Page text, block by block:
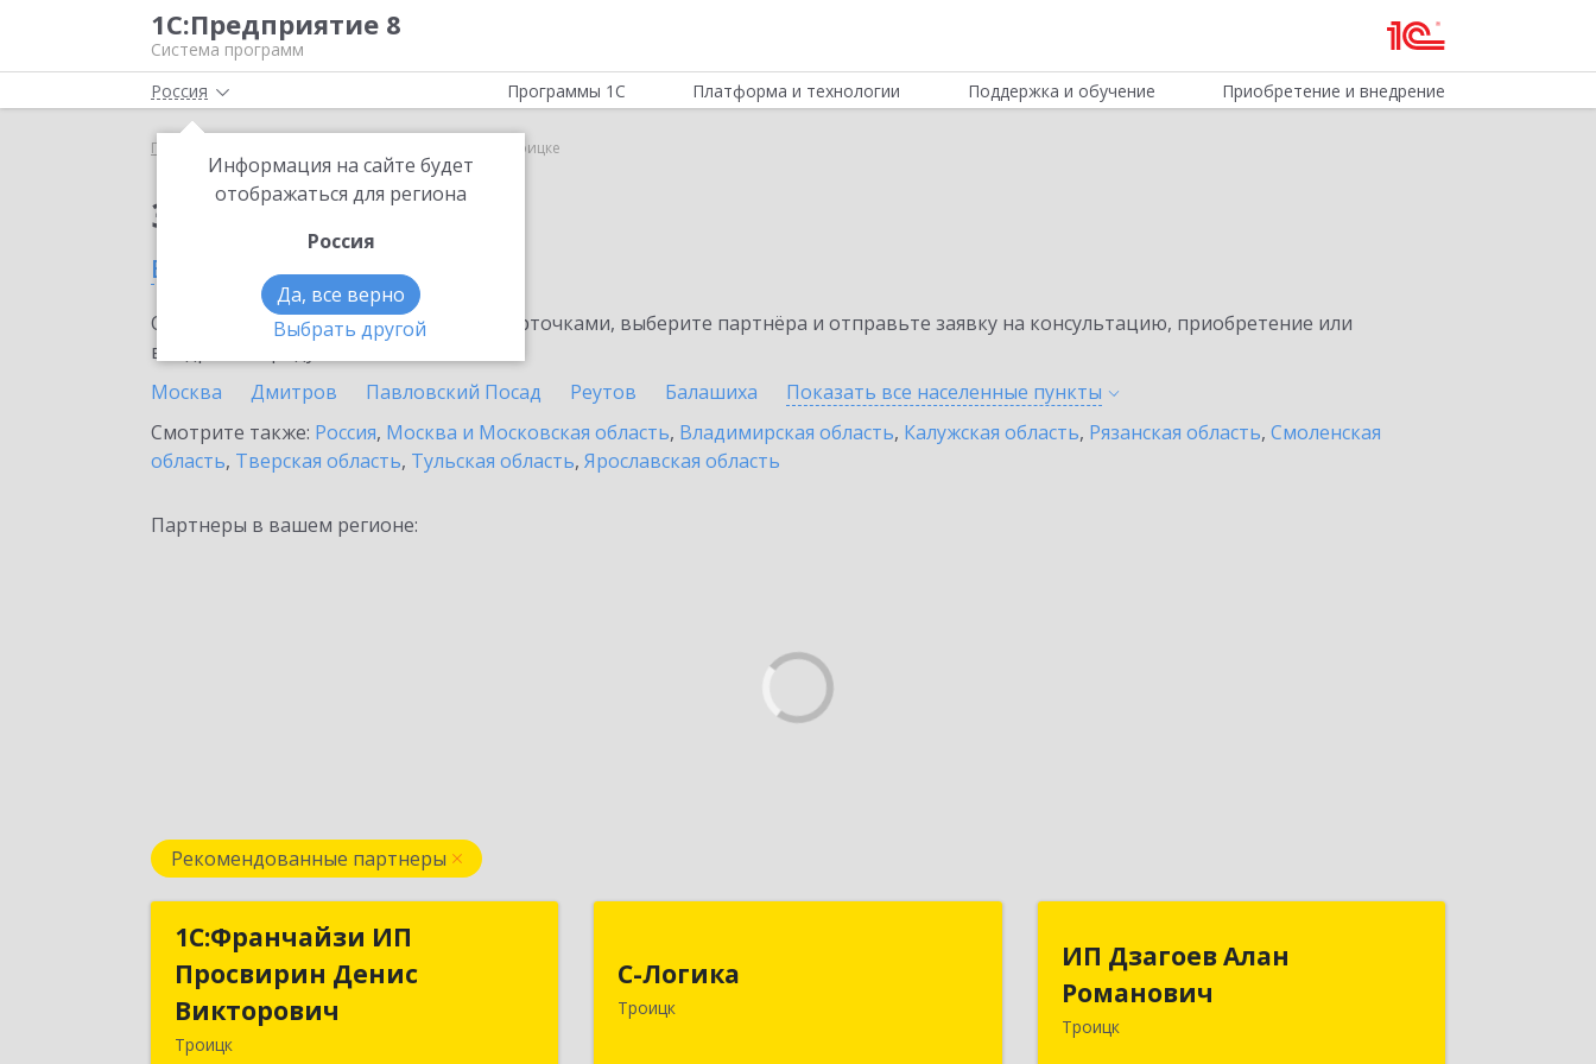
1С:Предприятие 8
Система программ
Россия
Информация на сайте будет
отображаться для региона
Россия
Да, все верно
Выбрать другой
Программы 1С Платформа и технологии Поддержка и обучение Приобретение и внедрение
Главная ЮKassa в Троицке
Заказать ЮKassa
в Троицке
Ознакомьтесь с информационными карточками, выберите партнёра и отправьте заявку на консультацию, приобретение или
внедрение продукта.
Москва
Дмитров Павловский Посад Реутов Балашиха Показать все населенные пункты
Смотрите также: Россия, Москва и Московская область, Владимирская область, Калужская область, Рязанская область, Смоленская
область, Тверская область, Тульская область, Ярославская область
Партнеры в вашем регионе:
Рекомендованные партнеры
1C:Франчайзи ИП
Просвирин Денис
Викторович
Троицк
1C:Франчайзи ИП
Просвирин Денис
С-Логика
Троицк
Центральная ул, дом № 12, этаж 4,
ИП Дзагоев Алан
Романович
Троицк
Романович